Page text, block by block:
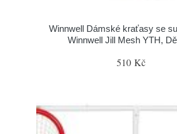
Winnwell Dámské kraťasy se
Winnwell Jill Mesh YTH,
510 Kč